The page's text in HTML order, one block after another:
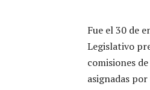
Fue el 30 de
Legislativo
comisiones
asignadas